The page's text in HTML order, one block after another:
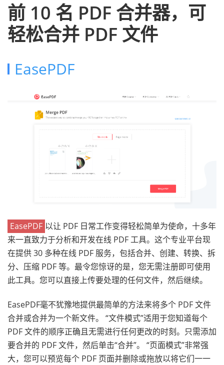
前 10 名 PDF 合并器，可
轻松合并 PDF 文件
EasePDF
EasePDF 以让 PDF 日常工作变得轻松简单为使命，十多年
来一直致力于分析和开发在线 PDF 工具。这个专业平台现
在提供 30 多种在线 PDF 服务，包括合并、创建、转换、拆
分、压缩 PDF 等。最令您惊讶的是，您无需注册即可使用
此工具。您可以直接上传要处理的任何文件，然后继续。
EasePDF毫不犹豫地提供最简单的方法来将多个 PDF 文件
合并或合并为一个新文件。 “文件模式”适用于您知道每个
PDF 文件的顺序正确且无需进行任何更改的时刻。只需添加
要合并的 PDF 文件，然后单击“合并”。 “页面模式”非常强
大，您可以预览每个 PDF 页面并删除或拖放以将它们一一